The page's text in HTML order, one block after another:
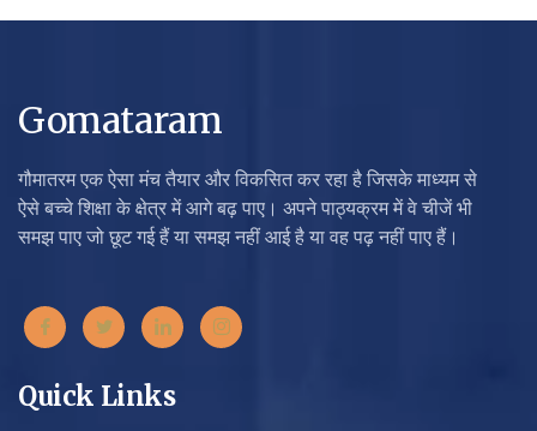
Gomataram
गौमातरम एक ऐसा मंच तैयार और विकसित कर रहा है जिसके माध्यम से
ऐसे बच्चे शिक्षा के क्षेत्र में आगे बढ़ पाए। अपने पाठ्यक्रम में वे चीजें भी
समझ पाए जो छूट गई हैं या समझ नहीं आई है या वह पढ़ नहीं पाए हैं।
Quick Links